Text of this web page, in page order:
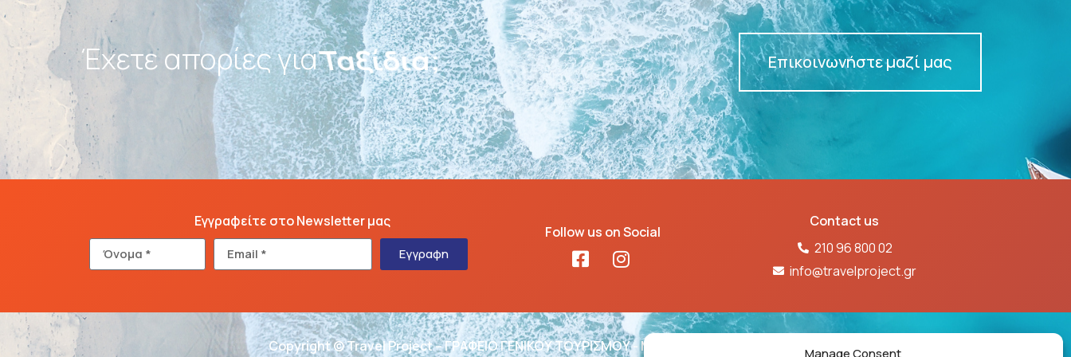
Manage Consent
Έχετε απορίες γιαΠακέτα; Επικοινωνήστε μαζί μας
Εγγραφείτε στο Newsletter μας
Εγγραφη
Follow us on Social
Contact us
210 96 800 02
info@travelproject.gr
Copyright © Travel Project – ΓΡΑΦΕΙΟ ΓΕΝΙΚΟΥ ΤΟΥΡΙΣΜΟΥ - ΜΗΤΕ: 0261Ε60000718601